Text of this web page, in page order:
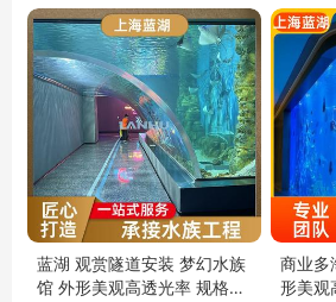
海洋水族馆
蓝湖 观赏隧道安装 梦幻水族
馆 外形美观高透光率 规格齐
商业多
形美观